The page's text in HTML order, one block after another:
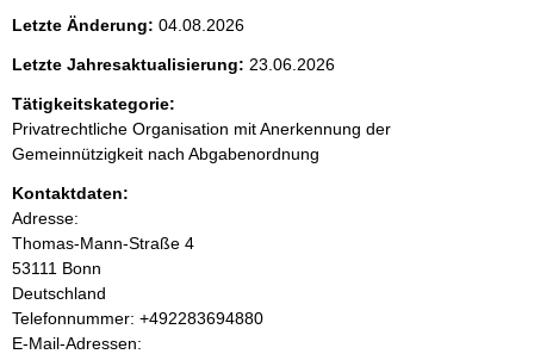
n
i
n
h
a
l
t
Letzte Änderung: 04.08.2026
Letzte Jahresaktualisierung: 23.06.2026
Tätigkeitskategorie:
Privatrechtliche Organisation mit Anerkennung der
Gemeinnützigkeit nach Abgabenordnung
Kontaktdaten:
Adresse:
Thomas-Mann-Straße 4
53111 Bonn
Deutschland
K
o
Telefonnummer: +492283694880
E-Mail-Adressen: